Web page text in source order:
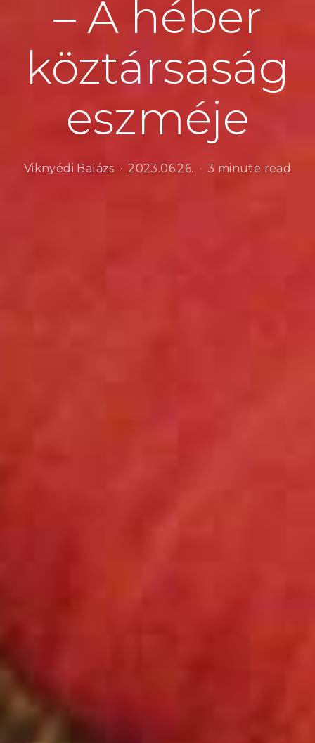
– A héber
köztársaság
eszméje
Viknyédi Balázs 2023.06.26. 3 minute read